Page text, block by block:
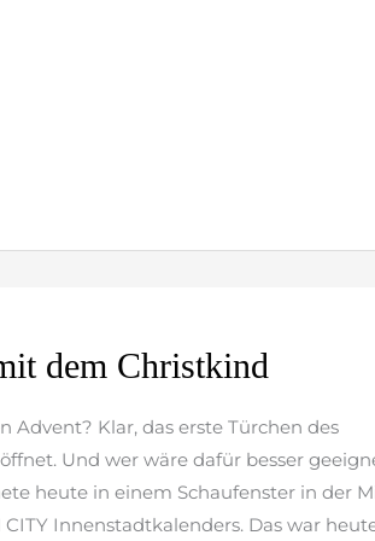
dem Christkind
Advent? Klar, das erste Türchen des
Und wer wäre dafür besser
heute in einem Schaufenster in der
Innenstadtkalenders. Das war